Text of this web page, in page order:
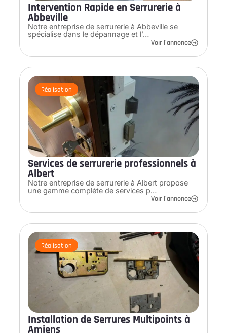
Intervention Rapide en Serrurerie à
Abbeville
Notre entreprise de serrurerie à Abbeville se
spécialise dans le dépannage et l’…
Voir l'annonce
Réalisation
Services de serrurerie professionnels à
Albert
Notre entreprise de serrurerie à Albert propose
une gamme complète de services p…
Voir l'annonce
Réalisation
Installation de Serrures Multipoints à
Amiens